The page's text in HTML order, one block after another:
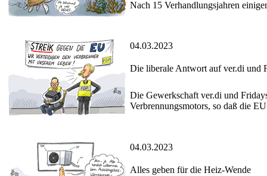
Nach 15 Verhandlungsjahren
04.03.2023
Die liberale Antwort auf ver.di und
Die Gewerkschaft ver.di und
Verbrennungsmotors, so daß die
04.03.2023
Alles geben für die Heiz-Wende